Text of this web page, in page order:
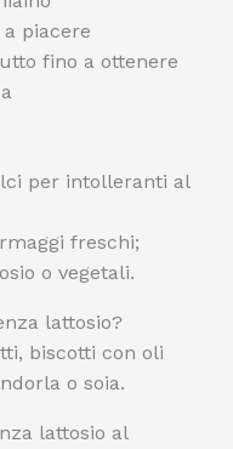
a piacere
fino a ottenere
per intolleranti al
freschi;
o vegetali.
lattosio?
biscotti con oli
o soia.
lattosio al